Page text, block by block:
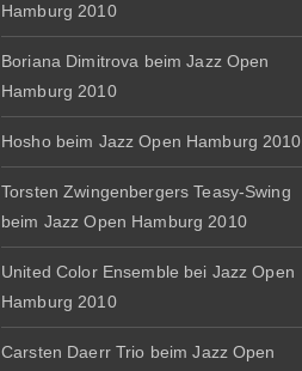
Hamburg 2010
Boriana Dimitrova beim Jazz Open
Hamburg 2010
Hosho beim Jazz Open Hamburg 2010
Torsten Zwingenbergers Teasy-Swing
beim Jazz Open Hamburg 2010
United Color Ensemble bei Jazz Open
Hamburg 2010
Carsten Daerr Trio beim Jazz Open